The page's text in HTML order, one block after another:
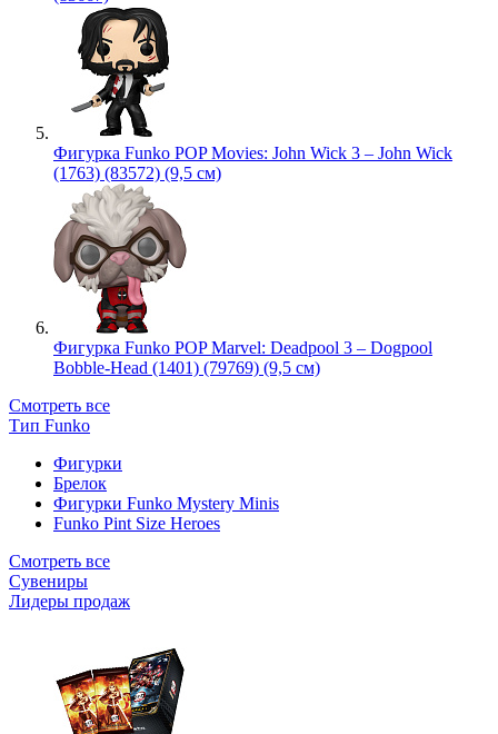
Фигурка Funko POP Movies: John Wick 3 – John Wick
(1763) (83572) (9,5 см)
Фигурка Funko POP Marvel: Deadpool 3 – Dogpool
Bobble-Head (1401) (79769) (9,5 см)
Смотреть все
Тип Funko
Фигурки
Брелок
Фигурки Funko Mystery Minis
Funko Pint Size Heroes
Смотреть все
Сувениры
Лидеры продаж